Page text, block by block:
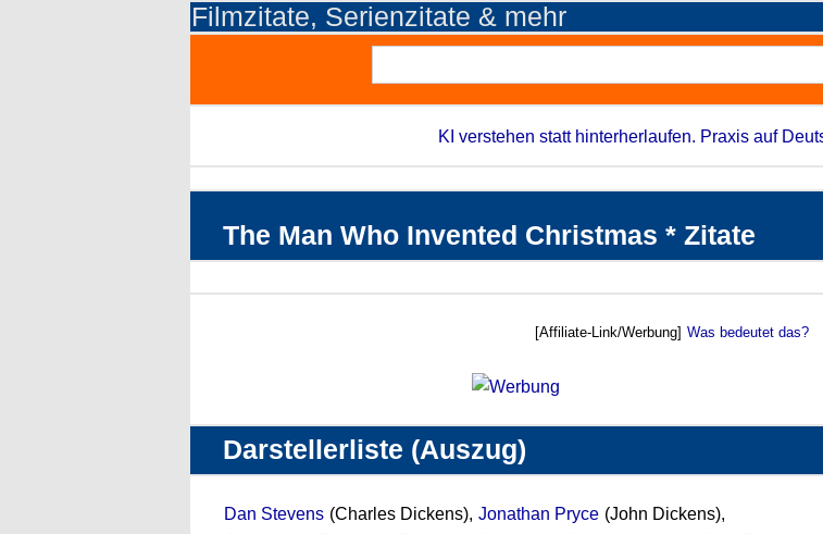
Filmzitate, Serienzitate & mehr
KI verstehen statt hinterherlaufen. Praxis auf
The Man Who Invented Christmas * Zitate
[Affiliate-Link/Werbung] Was bedeutet das?
Darstellerliste (Auszug)
Dan Stevens (Charles Dickens), Jonathan Pryce (John Dickens),